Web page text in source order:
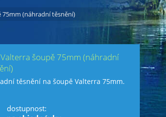
75mm (náhradní těsnění)
Valterra šoupě 75mm (náhradní
těsnění na šoupě Valterra 75mm.
dostupnost: